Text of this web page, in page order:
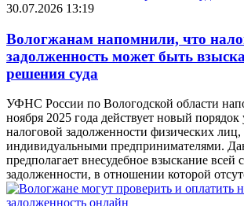
30.07.2026 13:19
Вологжанам напомнили, что
задолженность может быть
решения суда
УФНС России по Вологодской области
ноября 2025 года действует новый
налоговой задолженности физических
индивидуальными предпринимателями.
предполагает внесудебное взыскание всей
задолженности, в отношении которой